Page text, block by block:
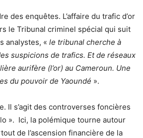
des enquêtes. L’affaire du trafic d’or
le Tribunal criminel spécial qui suit
analystes, « le tribunal cherche à
suspicions de trafics. Et de réseaux
aurifère (l’or) au Cameroun. Une
du pouvoir de Yaoundé ».
Il s’agit des controverses foncières
». Ici, la polémique tourne autour
de l’ascension financière de la